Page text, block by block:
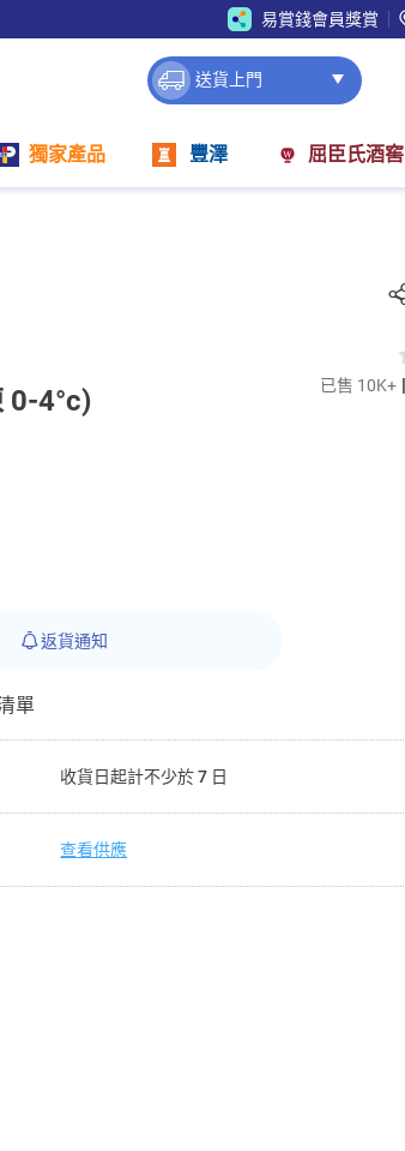
易賞錢會員獎賞
送貨上門
獨家產品 豐澤 屈臣氏酒窖
0-4°c) 已售 10K+
返貨通知
單
收貨日起計不少於 7 日
查看供應